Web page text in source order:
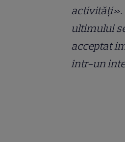
activităţi».
ultimului
acceptat
într-un